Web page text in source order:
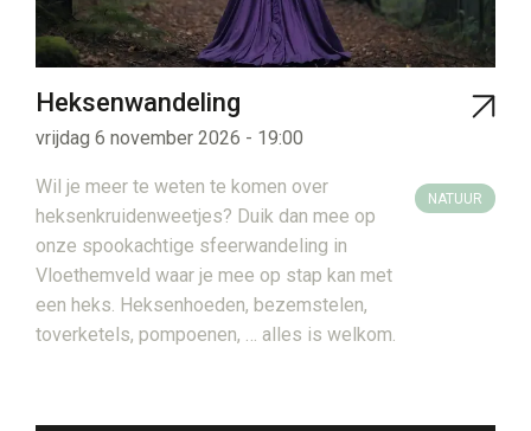
Heksenwandeling
vrijdag 6 november 2026 - 19:00
Wil je meer te weten te komen over
heksenkruidenweetjes? Duik dan mee op
onze spookachtige sfeerwandeling in
Vloethemveld waar je mee op stap kan met
een heks. Heksenhoeden, bezemstelen,
toverketels, pompoenen, … alles is welkom.
NATUUR